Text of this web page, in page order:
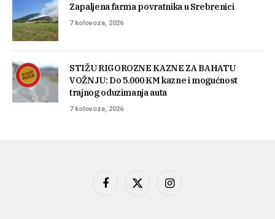
Zapaljena farma povratnika u Srebrenici
7 kolovoza, 2026
STIŽU RIGOROZNE KAZNE ZA BAHATU
VOŽNJU: Do 5.000 KM kazne i mogućnost
trajnog oduzimanja auta
7 kolovoza, 2026
Facebook
X
Instagram